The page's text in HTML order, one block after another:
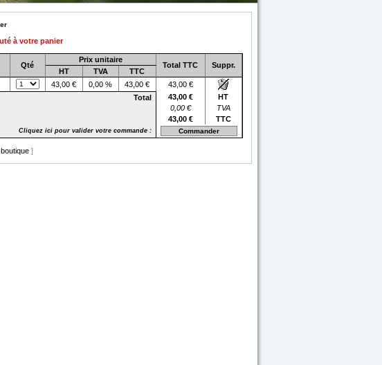
à votre panier
Qté
Prix unitaire
Total TTC Suppr.
HT TVA
TTC
43,00 € 0,00 % 43,00 €
43,00 €
Total
43,00 €
HT
0,00 €
TVA
43,00 €
TTC
Cliquez ici pour valider votre commande :
]